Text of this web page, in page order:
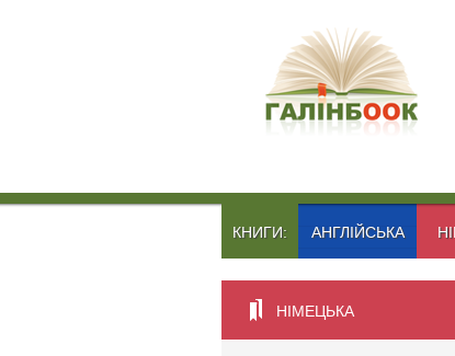
КНИГИ: АНГЛІЙСЬКА
НІМЕЦЬКА